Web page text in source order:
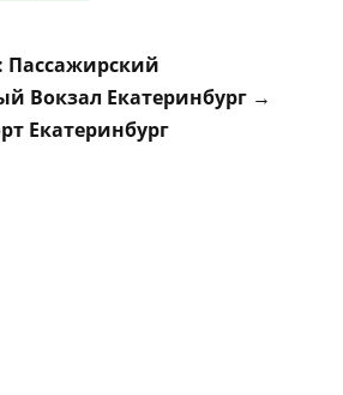
Пассажирский
Вокзал Екатеринбург →
Екатеринбург